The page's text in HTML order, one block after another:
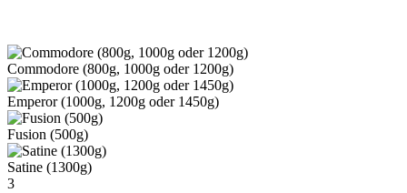
Commodore (800g, 1000g oder 1200g)
Emperor (1000g, 1200g oder 1450g)
Fusion (500g)
Satine (1300g)
3